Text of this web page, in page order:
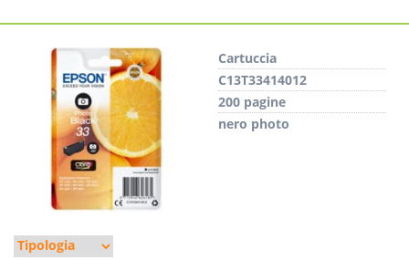
Cartuccia
C13T33414012
200 pagine
nero photo